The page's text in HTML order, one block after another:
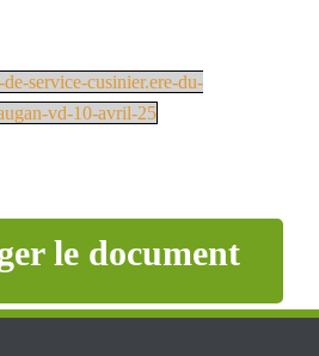
service-cusinier.ere-du-
vd-10-avril-25
le document